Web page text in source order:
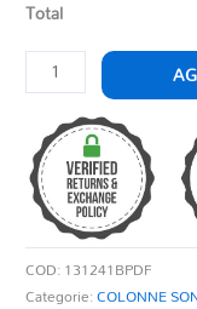
Total
THE
BEST
QUEEN
quantità
COD: 131241BPDF
Categorie:COLONNE